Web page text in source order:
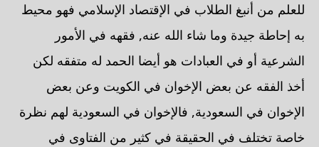
للعلم من أنبغ الطلاب في الإقتصاد الإسلامي فهو محيط
به إحاطة جيدة وما شاء الله عنه, فقهه في الأمور
الشرعية أو في العبادات هو أيضا الحمد له متفقه لكن
أخذ الفقه عن بعض الإخوان في الكويت وعن بعض
الإخوان في السعودية, فالإخوان في السعودية لهم نظرة
خاصة تختلف في الحقيقة في كثير من الفتاوى في